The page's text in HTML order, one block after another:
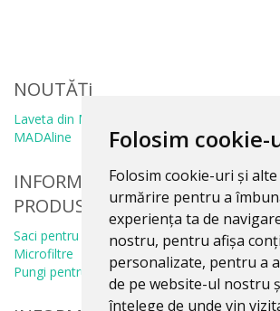
Folosim cookie-
Folosim cookie-uri și
urmărire pentru a
experiența ta de
nostru, pentru afișa
personalizate, pentru a
de pe website-ul nostru
înțelege de unde vin
NOUTĂȚi
Laveta din Microfibră
MADAline
INFORMATII
PRODUSE
Saci pentru aspirator
Microfiltre
Pungi pentru colectare praf